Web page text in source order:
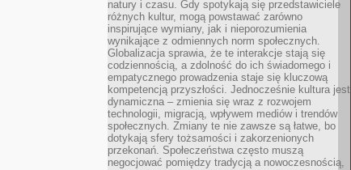
natury i czasu. Gdy spotykają się przedstawiciele
różnych kultur, mogą powstawać zarówno
inspirujące wymiany, jak i nieporozumienia
wynikające z odmiennych norm społecznych.
Globalizacja sprawia, że te interakcje stają się
codziennością, a zdolność do ich świadomego i
empatycznego prowadzenia staje się kluczową
kompetencją przyszłości. Jednocześnie kultura jest
dynamiczna – zmienia się wraz z rozwojem
technologii, migracją, wpływem mediów i trendów
społecznych. Zmiany te nie zawsze są łatwe, bo
dotykają sfery tożsamości i zakorzenionych
przekonań. Społeczeństwa często muszą
negocjować pomiędzy tradycją a nowoczesnością,